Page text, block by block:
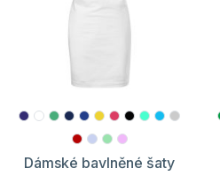
Dámské bavlněné šaty